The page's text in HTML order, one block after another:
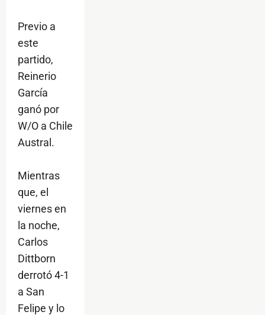
Previo a
este
partido,
Reinerio
García
ganó por
W/O a Chile
Austral.
Mientras
que, el
viernes en
la noche,
Carlos
Dittborn
derrotó 4-1
a San
Felipe y lo